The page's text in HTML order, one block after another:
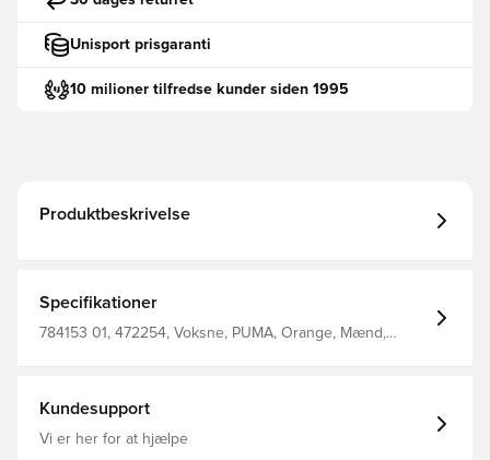
Unisport prisgaranti
10 milioner tilfredse kunder siden 1995
Produktbeskrivelse
Specifikationer
784153 01, 472254, Voksne, PUMA, Orange, Mænd,
Kundesupport
Vi er her for at hjælpe